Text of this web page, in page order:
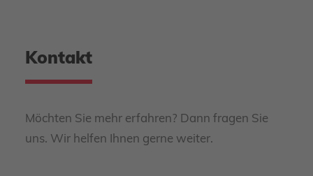
Kontakt
Möchten Sie mehr erfahren? Dann fragen Sie
uns. Wir helfen Ihnen gerne weiter.